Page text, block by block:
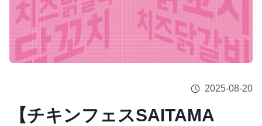
2025-08-20
【チキンフェスSAITAMA